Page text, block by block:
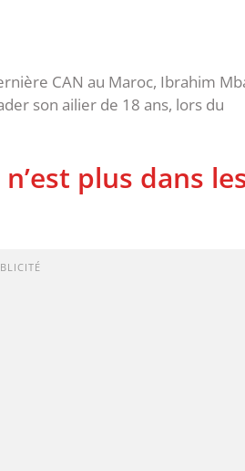
CAN au Maroc, Ibrahim
son ailier de 18 ans, lors du
plus dans